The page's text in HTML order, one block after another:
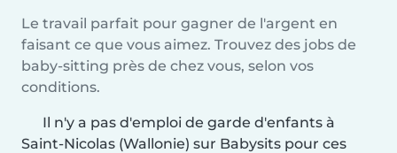
Le travail parfait pour gagner de l'argent en
faisant ce que vous aimez. Trouvez des jobs de
baby-sitting près de chez vous, selon vos
conditions.
Il n'y a pas d'emploi de garde d'enfants à
Saint-Nicolas (Wallonie) sur Babysits pour ces